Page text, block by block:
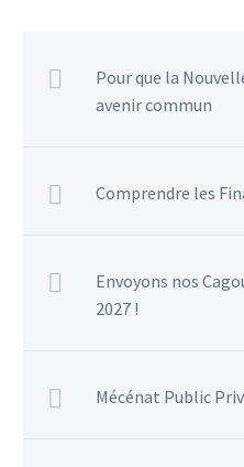
Pour que la
avenir commun
Comprendre les
Envoyons nos
2027 !
Mécénat Public